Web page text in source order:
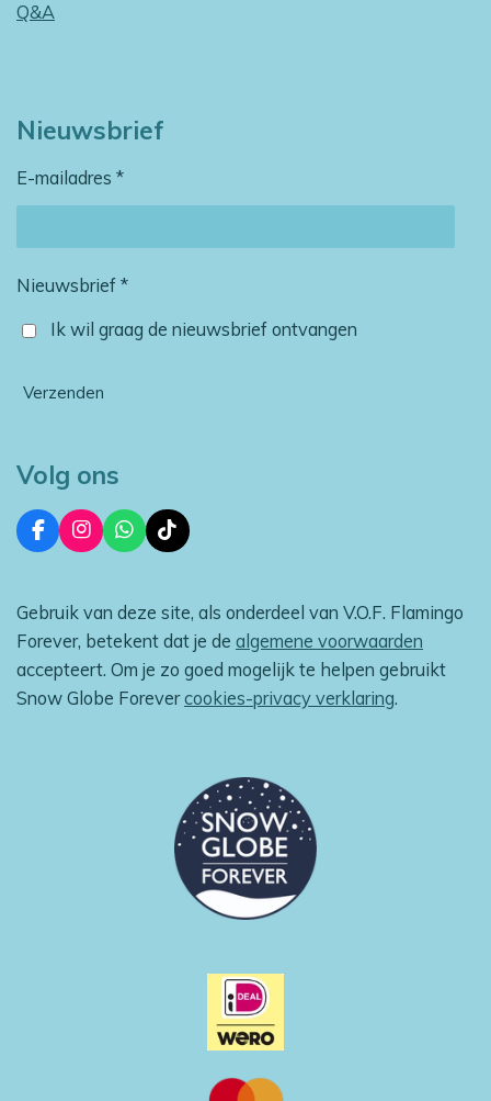
Q&A
Nieuwsbrief
E-mailadres *
Nieuwsbrief *
Ik wil graag de nieuwsbrief ontvangen
Verzenden
Volg ons
F
a
b
o
k
I
n
a
g
r
a
m
W
h
s
A
p
T
i
o
k
Gebruik van deze site, als onderdeel van V.O.F. Flamingo
Forever, betekent dat je de algemene voorwaarden
accepteert. Om je zo goed mogelijk te helpen gebruikt
Snow Globe Forevercookies-privacy verklaring.